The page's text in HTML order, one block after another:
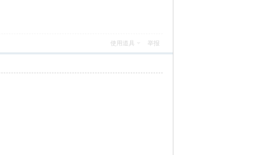
使用道具 举报